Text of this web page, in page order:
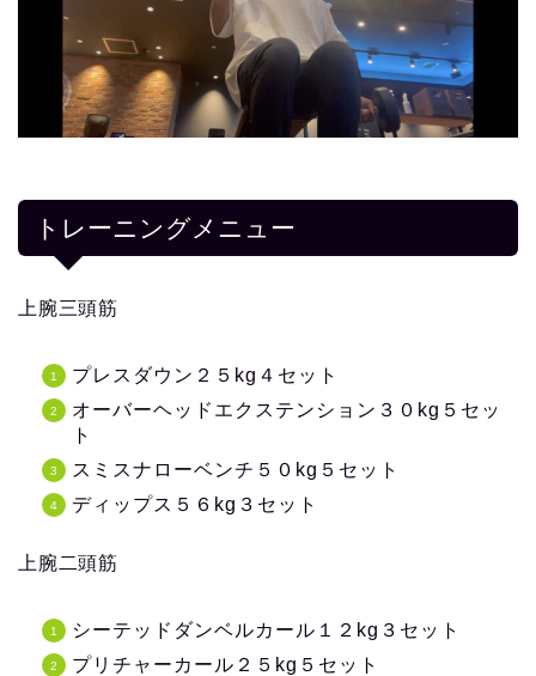
トレーニングメニュー
上腕三頭筋
プレスダウン２５kg４セット
オーバーヘッドエクステンション３０kg５セッ
ト
スミスナローベンチ５０kg５セット
ディップス５６kg３セット
上腕二頭筋
シーテッドダンベルカール１２kg３セット
プリチャーカール２５kg５セット